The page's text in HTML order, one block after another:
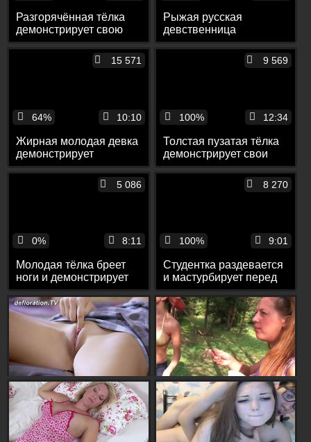
Разгорячённая тёлка
демонстрирует свою
мокрую пизду перед
Рыжая русская
девственница
раздевается и
демонстрирует себя
64%
15 571
10:10
Жирная молодая девка
демонстрирует
волосатую пизду перед
100%
9 569
12:34
Толстая пузатая тёлка
демонстрирует свои
огромные сиськи перед
0%
5 086
8:11
Молодая тёлка бреет
ноги и демонстрирует
обнажённое тело перед
камерой
100%
8 270
9:01
Студентка раздевается
и мастурбирует перед
камерой